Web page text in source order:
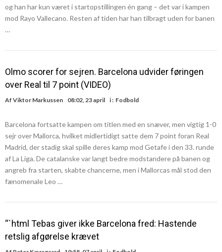
og han har kun været i startopstillingen én gang – det var i kampen
mod Rayo Vallecano. Resten af tiden har han tilbragt uden for banen
…
Olmo scorer for sejren. Barcelona udvider føringen
over Real til 7 point (VIDEO)
Af Viktor Markussen 08:02, 23 april i : Fodbold
Barcelona fortsatte kampen om titlen med en snæver, men vigtig 1-0
sejr over Mallorca, hvilket midlertidigt satte dem 7 point foran Real
Madrid, der stadig skal spille deres kamp mod Getafe i den 33. runde
af La Liga. De catalanske var langt bedre modstandere på banen og
angreb fra starten, skabte chancerne, men i Mallorcas mål stod den
fænomenale Leo …
“`html Tebas giver ikke Barcelona fred: Hastende
retslig afgørelse krævet